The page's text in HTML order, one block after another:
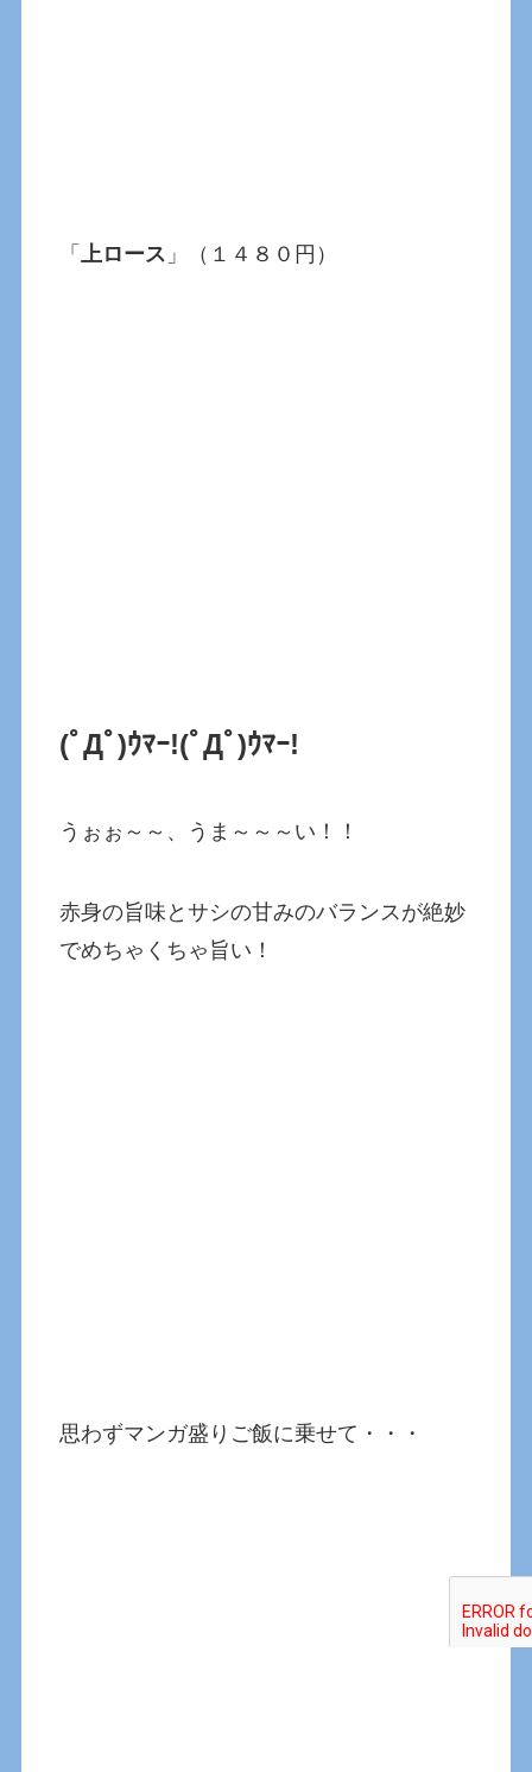
「上ロース 」（１４８０円）
(ﾟДﾟ)ｳﾏｰ!(ﾟДﾟ)ｳﾏｰ!
うぉぉ～～、うま～～～い！！
赤身の旨味とサシの甘みのバランスが絶妙
でめちゃくちゃ旨い！
思わずマンガ盛りご飯に乗せて・・・